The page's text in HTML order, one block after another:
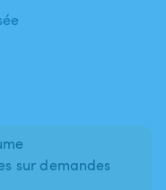
sur demandes